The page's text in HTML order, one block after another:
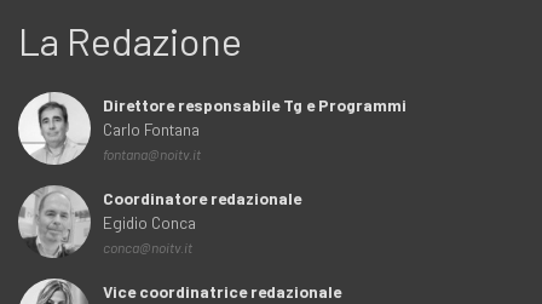
La Redazione
Direttore responsabile Tg e Programmi
Carlo Fontana
fontana@noitv.it
Coordinatore redazionale
Egidio Conca
conca@noitv.it
Vice coordinatrice redazionale